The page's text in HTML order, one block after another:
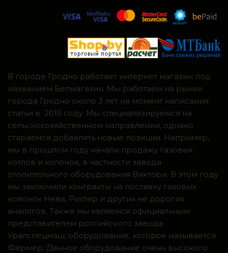
В городе Гродно работает интернет магазин под
названием Белмагазин. Мы работаем на рынке
города Гродно около 3 лет на момент написания
статьи в 2016 году. Мы специализируемся на
сельскохозяйственном направлении, однако
стараемся добавлять новые позиции. Например,
мы в прошлом году начали продажу газовых
котлов и колонок, в частности завода
отопительного оборудования Виктори. В этом году
мы заключили контракты на поставку газовых
колонок Нева, Рихтер и других не дорогих
аналогов. Также мы являемся официальным
представителем российского завода
Уралспецмаш, оборудование, которое называется
Фермер. Данное оборудование очень высокого